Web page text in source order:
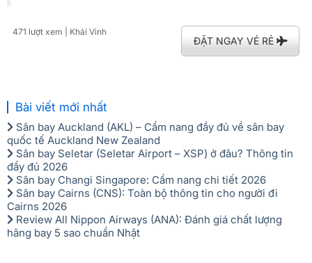
471 lượt xem | Khải Vinh
ĐẶT NGAY VÉ RẺ
Bài viết mới nhất
Sân bay Auckland (AKL) – Cẩm nang đầy đủ về sân bay
quốc tế Auckland New Zealand
Sân bay Seletar (Seletar Airport – XSP) ở đâu? Thông tin
đầy đủ 2026
Sân bay Changi Singapore: Cẩm nang chi tiết 2026
Sân bay Cairns (CNS): Toàn bộ thông tin cho người đi
Cairns 2026
Review All Nippon Airways (ANA): Đánh giá chất lượng
hãng bay 5 sao chuẩn Nhật